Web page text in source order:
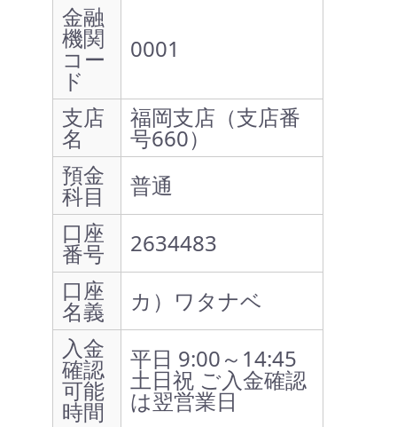
金融
機関
コー
ド
0001
支店
名
福岡支店（支店番
号660）
預金
科目
普通
口座
番号
2634483
口座
名義
カ）ワタナベ
入金
確認
可能
時間
平日 9:00～14:45
土日祝 ご入金確認
は翌営業日